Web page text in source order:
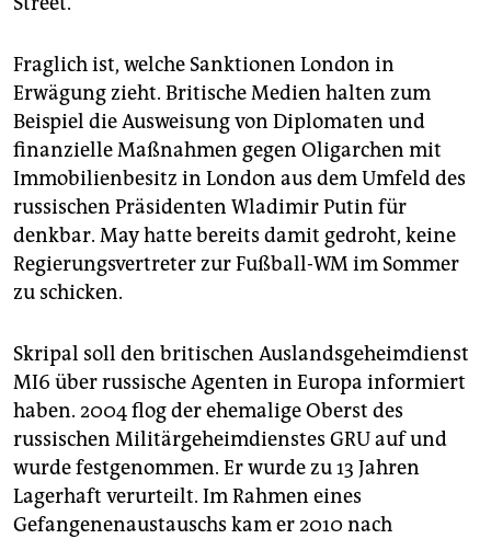
Fraglich ist, welche Sanktionen London in
Erwägung zieht. Britische Medien halten zum
Beispiel die Ausweisung von Diplomaten und
finanzielle Maßnahmen gegen Oligarchen mit
Immobilienbesitz in London aus dem Umfeld des
russischen Präsidenten Wladimir Putin für
denkbar. May hatte bereits damit gedroht, keine
Regierungsvertreter zur Fußball-WM im Sommer
zu schicken.
Skripal soll den britischen Auslandsgeheimdienst
MI6 über russische Agenten in Europa informiert
haben. 2004 flog der ehemalige Oberst des
russischen Militärgeheimdienstes GRU auf und
wurde festgenommen. Er wurde zu 13 Jahren
Lagerhaft verurteilt. Im Rahmen eines
Gefangenenaustauschs kam er 2010 nach